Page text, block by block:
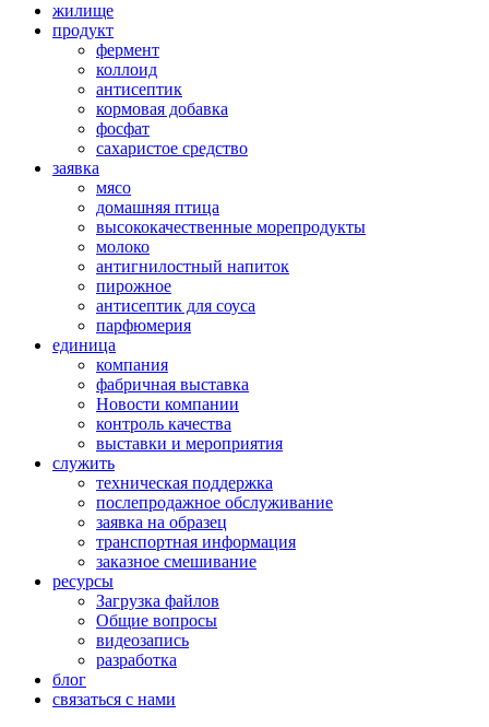
жилище
продукт
фермент
коллоид
антисептик
кормовая добавка
фосфат
сахаристое средство
заявка
мясо
домашняя птица
высококачественные морепродукты
молоко
антигнилостный напиток
пирожное
антисептик для соуса
парфюмерия
единица
компания
фабричная выставка
Новости компании
контроль качества
выставки и мероприятия
служить
техническая поддержка
послепродажное обслуживание
заявка на образец
транспортная информация
заказное смешивание
ресурсы
Загрузка файлов
Общие вопросы
видеозапись
разработка
блог
связаться с нами